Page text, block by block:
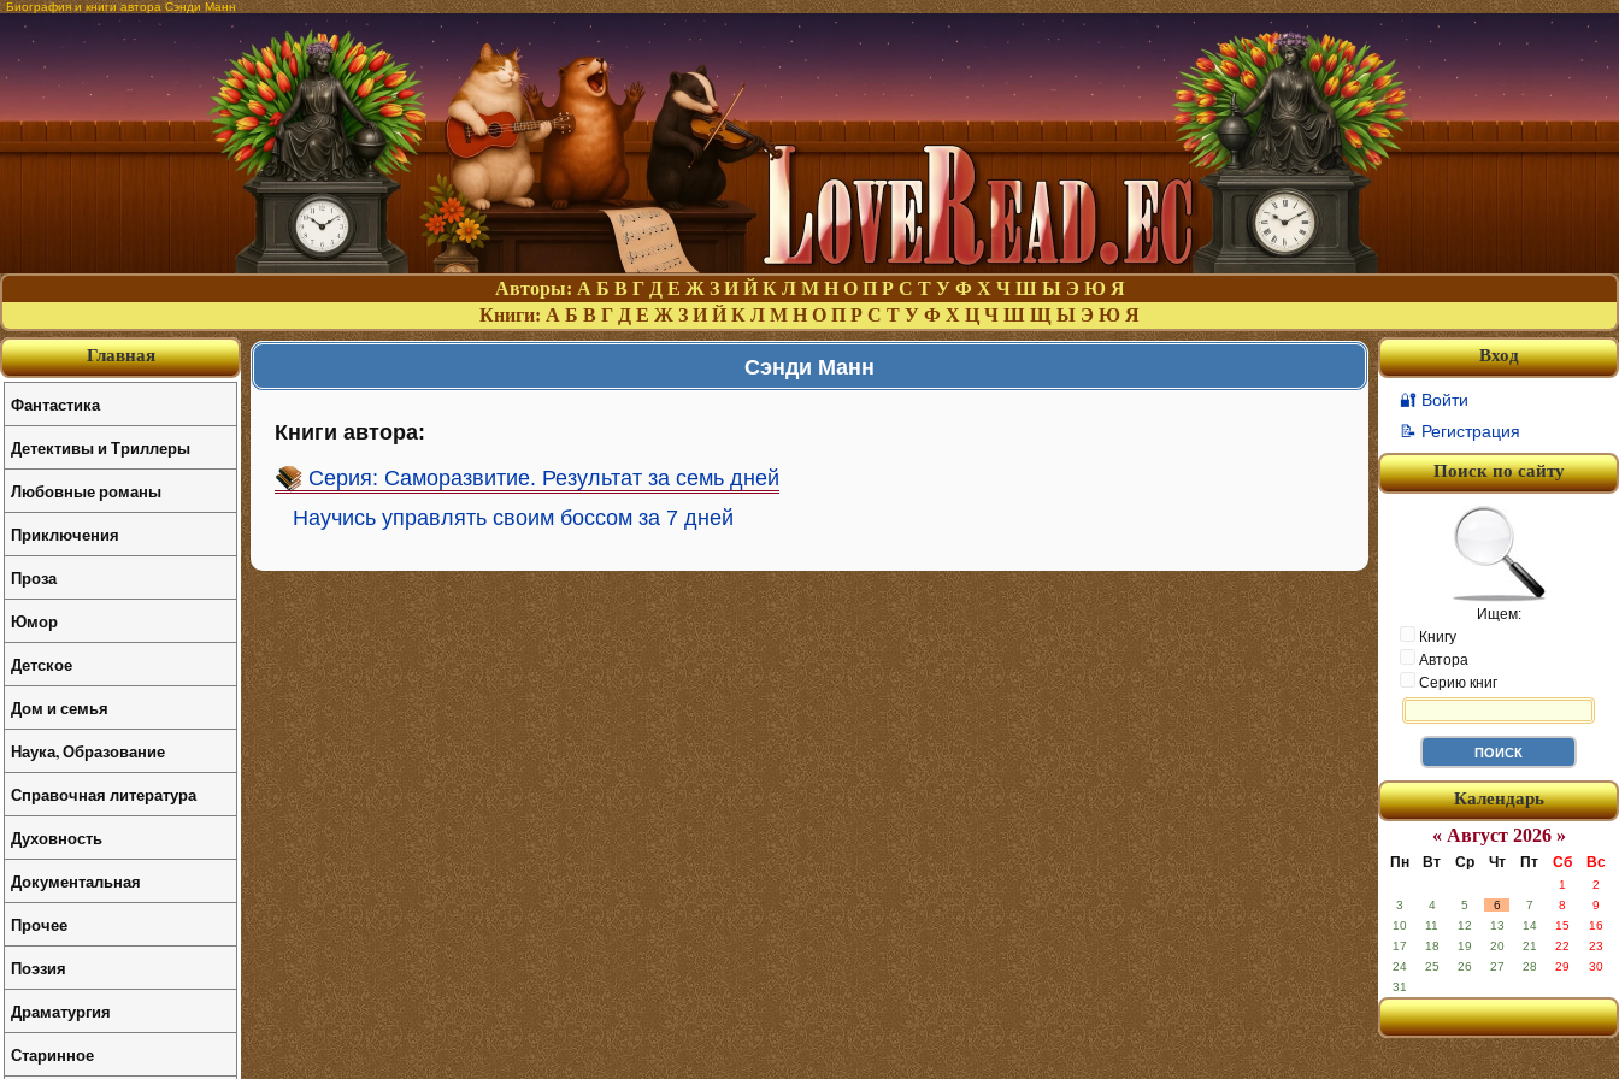
Биография и книги автора Сэнди Манн
Авторы: А Б В Г Д Е Ж З И Й К Л М Н О П Р С Т У Ф Х Ч Ш Ы Э Ю Я
Книги: А Б В Г Д Е Ж З И Й К Л М Н О П Р С Т У Ф Х Ц Ч Ш Щ Ы Э Ю Я
Сэнди Манн
Книги автора:
Серия: Саморазвитие. Результат за семь дней
Научись управлять своим боссом за 7 дней
Вход
🔐 Войти
📝 Регистрация
Поиск по сайту
Ищем:
Книгу
Автора
Серию книг
Календарь
« Август 2026 »
Пн Вт Ср Чт Пт Сб Вс
1
2
3
4 5 6 7 8
9
10
11 12 13 14 15
16
17
18 19 20 21 22
23
24
25 26 27 28 29
30
31
Главная
Фантастика
Детективы и Триллеры
Любовные романы
Приключения
Проза
Юмор
Детское
Дом и семья
Наука, Образование
Справочная литература
Духовность
Документальная
Прочее
Поэзия
Драматургия
Старинное